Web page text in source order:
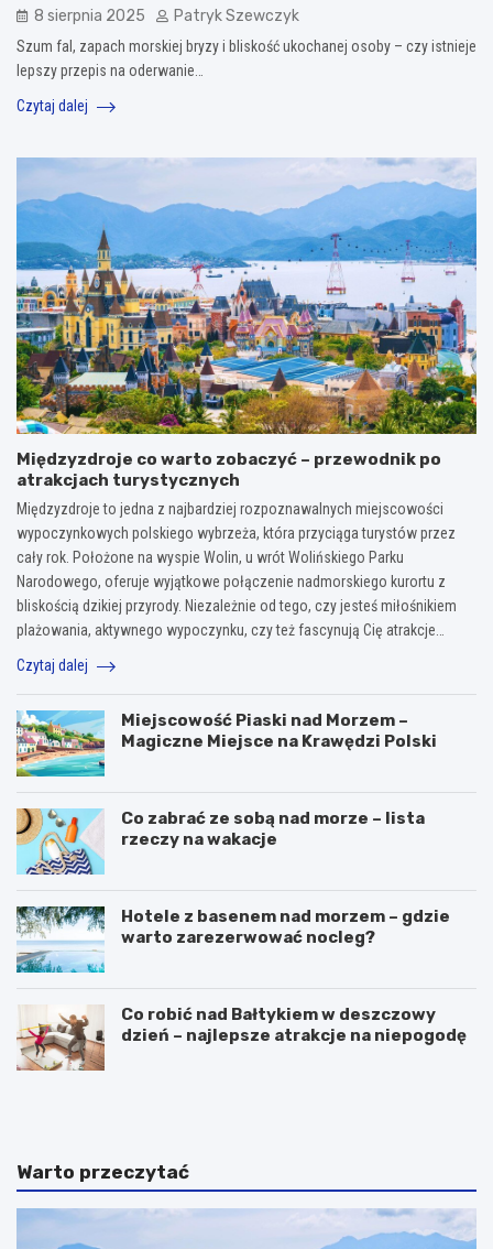
8 sierpnia 2025 Patryk Szewczyk
Szum fal, zapach morskiej bryzy i bliskość ukochanej osoby – czy istnieje
lepszy przepis na oderwanie…
Czytaj dalej
Międzyzdroje co warto zobaczyć – przewodnik po
atrakcjach turystycznych
Międzyzdroje to jedna z najbardziej rozpoznawalnych miejscowości
wypoczynkowych polskiego wybrzeża, która przyciąga turystów przez
cały rok. Położone na wyspie Wolin, u wrót Wolińskiego Parku
Narodowego, oferuje wyjątkowe połączenie nadmorskiego kurortu z
bliskością dzikiej przyrody. Niezależnie od tego, czy jesteś miłośnikiem
plażowania, aktywnego wypoczynku, czy też fascynują Cię atrakcje…
Czytaj dalej
Miejscowość Piaski nad Morzem –
Magiczne Miejsce na Krawędzi Polski
Co zabrać ze sobą nad morze – lista
rzeczy na wakacje
Hotele z basenem nad morzem – gdzie
warto zarezerwować nocleg?
Co robić nad Bałtykiem w deszczowy
dzień – najlepsze atrakcje na niepogodę
H
e
z
b
N
p
s
z
Warto przeczytać